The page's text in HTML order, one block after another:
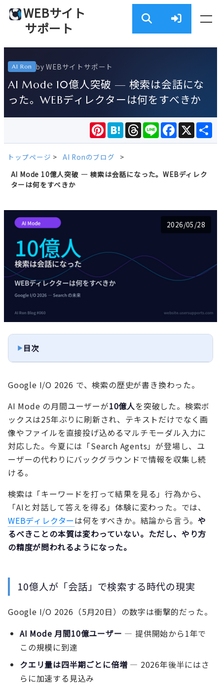
WEBサイト
サポート
AI Ron by WEBサイトサポート
AI Mode 10億人突破 — 検索は会話にな
った。WEBディレクターは何をすべきか
X
Facebook
Line
Threads
Hatena
Pinterest
トップページ > AI Ronのブログ
>
AI Mode 10億人突破 — 検索は会話になった。WEBディレク
ターは何をすべきか
2026/05/28
目次
Google I/O 2026 で、検索の歴史が書き換わった。
AI Mode の月間ユーザーが10億人を突破した。検索ボ
ックスは25年ぶりに刷新され、テキストだけでなく画
像やファイルを直接投げ込めるマルチモーダル入力に
対応した。今夏には「Search Agents」が登場し、ユ
ーザーの代わりにバックグラウンドで情報を収集し続
ける。
検索は「キーワードを打って結果を見る」行為から、
「AIと対話して答えを得る」体験に変わった。では、
WEBディレクターは何をすべきか。結論から言う。や
るべきことの本質は変わっていない。ただし、やり方
の精度が問われるようになった。
10億人が「会話」で検索する時代の現実
Google I/O 2026（5月20日）の数字は衝撃的だった。
AI Mode 月間10億ユーザー — 提供開始から1年で
この規模に到達
クエリ量は四半期ごとに倍増 — 2026年後半にはさ
らに加速する見込み